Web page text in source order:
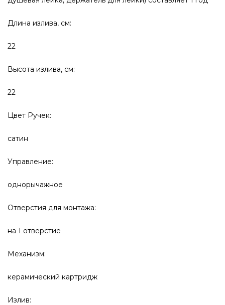
Длина излива, см:
22
Высота излива, см:
22
Цвет Ручек:
сатин
Управление:
однорычажное
Отверстия для монтажа:
на 1 отверстие
Механизм:
керамический картридж
Излив: